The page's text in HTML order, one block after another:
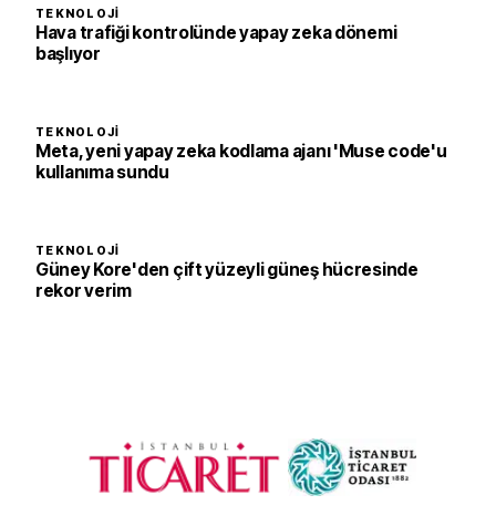
TEKNOLOJI
Hava trafiği kontrolünde yapay zeka dönemi
başlıyor
TEKNOLOJI
Meta, yeni yapay zeka kodlama ajanı 'Muse code'u
kullanıma sundu
TEKNOLOJI
Güney Kore'den çift yüzeyli güneş hücresinde
rekor verim